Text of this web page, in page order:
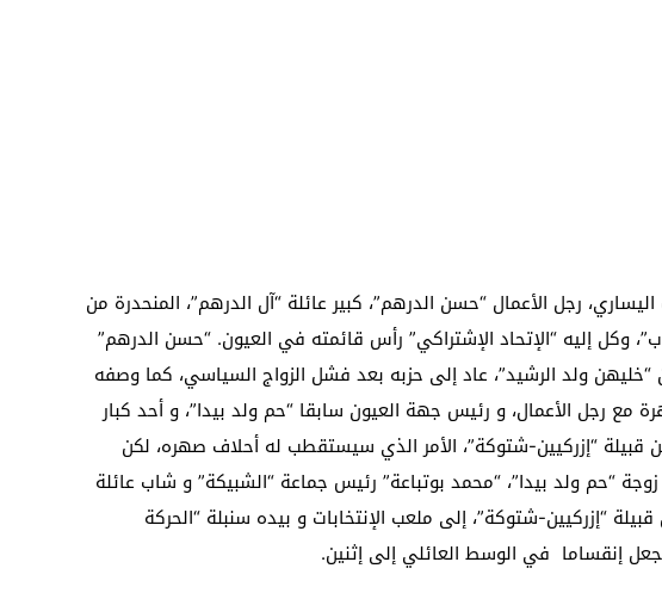
رجل الأعمال “حسن الدرهم”، كبير عائلة “آل الدرهم”، المنحدرة من
وكل إليه “الإتحاد الإشتراكي” رأس قائمته في العيون. “حسن الدرهم”
“خليهن ولد الرشيد”، عاد إلى حزبه بعد فشل الزواج السياسي، كما وصفه
مع رجل الأعمال، و رئيس جهة العيون سابقا “حم ولد بيدا”، و أحد كبار
قبيلة “إزركيين-شتوكة”، الأمر الذي سيستقطب له أحلاف صهره، لكن
“حم ولد بيدا”، “محمد بوتباعة” رئيس جماعة “الشبيكة” و شاب عائلة
“إزركيين-شتوكة”، إلى ملعب الإنتخابات و بيده سنبلة “الحركة
إنقساما في الوسط العائلي إلى إثنين.